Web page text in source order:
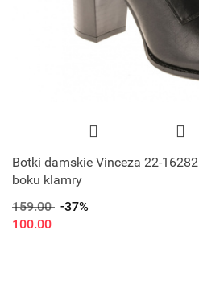
Botki damskie Vinceza 22-
boku klamry
159.00 -37%
100.00